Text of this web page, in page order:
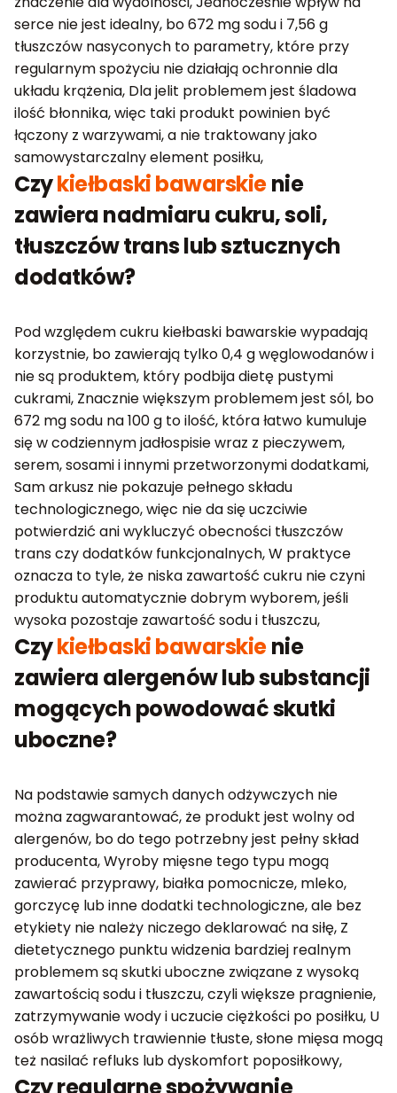
serce nie jest idealny, bo 672 mg sodu i 7,56 g
tłuszczów nasyconych to parametry, które przy
regularnym spożyciu nie działają ochronnie dla
układu krążenia, Dla jelit problemem jest śladowa
ilość błonnika, więc taki produkt powinien być
łączony z warzywami, a nie traktowany jako
samowystarczalny element posiłku,
Czykiełbaski bawarskienie
zawiera nadmiaru cukru, soli,
tłuszczów trans lub sztucznych
dodatków?
Pod względem cukru kiełbaski bawarskie wypadają
korzystnie, bo zawierają tylko 0,4 g węglowodanów i
nie są produktem, który podbija dietę pustymi
cukrami, Znacznie większym problemem jest sól, bo
672 mg sodu na 100 g to ilość, która łatwo kumuluje
się w codziennym jadłospisie wraz z pieczywem,
serem, sosami i innymi przetworzonymi dodatkami,
Sam arkusz nie pokazuje pełnego składu
technologicznego, więc nie da się uczciwie
potwierdzić ani wykluczyć obecności tłuszczów
trans czy dodatków funkcjonalnych, W praktyce
oznacza to tyle, że niska zawartość cukru nie czyni
produktu automatycznie dobrym wyborem, jeśli
wysoka pozostaje zawartość sodu i tłuszczu,
Czykiełbaski bawarskienie
zawiera alergenów lub substancji
mogących powodować skutki
uboczne?
Na podstawie samych danych odżywczych nie
można zagwarantować, że produkt jest wolny od
alergenów, bo do tego potrzebny jest pełny skład
producenta, Wyroby mięsne tego typu mogą
zawierać przyprawy, białka pomocnicze, mleko,
gorczycę lub inne dodatki technologiczne, ale bez
etykiety nie należy niczego deklarować na siłę, Z
dietetycznego punktu widzenia bardziej realnym
problemem są skutki uboczne związane z wysoką
zawartością sodu i tłuszczu, czyli większe pragnienie,
zatrzymywanie wody i uczucie ciężkości po posiłku, U
osób wrażliwych trawiennie tłuste, słone mięsa mogą
też nasilać refluks lub dyskomfort poposiłkowy,